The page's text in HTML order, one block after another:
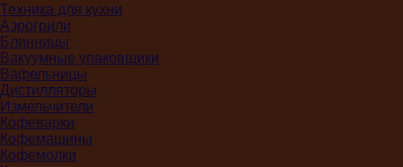
Техника для кухни
Аэрогрили
Блинницы
Вакуумные упаковщики
Вафельницы
Дистилляторы
Измельчители
Кофеварки
Кофемашины
Кофемолки